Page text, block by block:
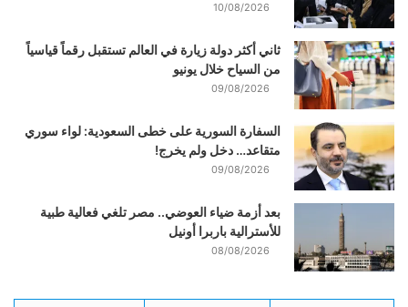
10/08/2026
ثاني أكثر دولة زيارة في العالم تستقبل رقماً قياسياً
من السياح خلال يونيو
09/08/2026
السفارة السورية على خطى السعودية: لواء سوري
متقاعد… دخل ولم يخرج!
09/08/2026
بعد أزمة ضياء العوضي.. مصر تلغي فعالية طبية
للأسترالية باربرا أونيل
08/08/2026